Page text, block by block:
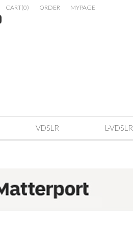
CART(0) ORDER MYPAGE
VDSLR L-VDSLR